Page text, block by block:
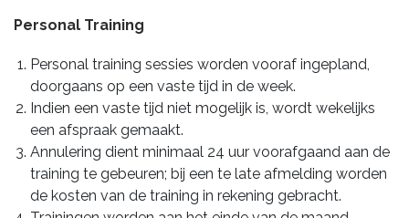
Personal Training
Personal training sessies worden vooraf ingepland,
doorgaans op een vaste tijd in de week.
Indien een vaste tijd niet mogelijk is, wordt wekelijks
een afspraak gemaakt.
Annulering dient minimaal 24 uur voorafgaand aan de
training te gebeuren; bij een te late afmelding worden
de kosten van de training in rekening gebracht.